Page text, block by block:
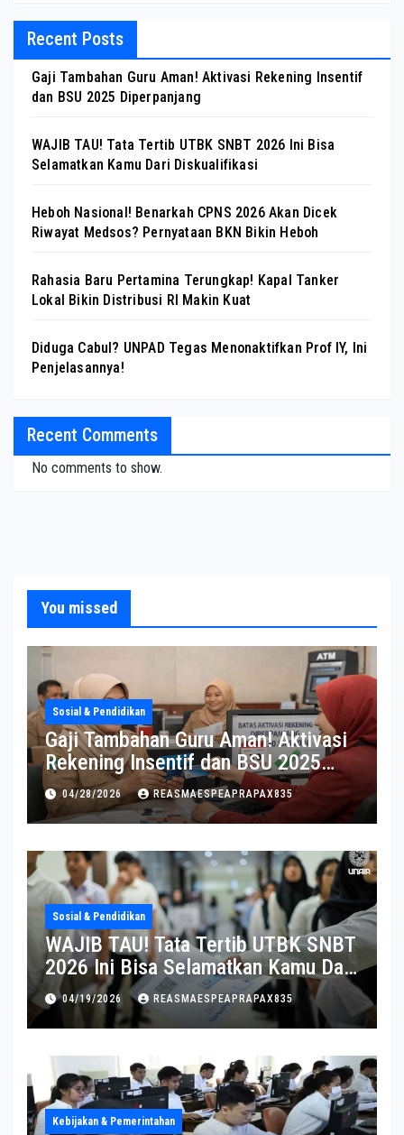
Recent Posts
Gaji Tambahan Guru Aman! Aktivasi Rekening Insentif
dan BSU 2025 Diperpanjang
WAJIB TAU! Tata Tertib UTBK SNBT 2026 Ini Bisa
Selamatkan Kamu Dari Diskualifikasi
Heboh Nasional! Benarkah CPNS 2026 Akan Dicek
Riwayat Medsos? Pernyataan BKN Bikin Heboh
Rahasia Baru Pertamina Terungkap! Kapal Tanker
Lokal Bikin Distribusi RI Makin Kuat
Diduga Cabul? UNPAD Tegas Menonaktifkan Prof IY, Ini
Penjelasannya!
Recent Comments
No comments to show.
You missed
Sosial & Pendidikan
Gaji Tambahan Guru Aman! Aktivasi
Rekening Insentif dan BSU 2025
Diperpanjang
04/28/2026 REASMAESPEAPRAPAX835
Sosial & Pendidikan
WAJIB TAU! Tata Tertib UTBK SNBT
2026 Ini Bisa Selamatkan Kamu Dari
Diskualifikasi
04/19/2026 REASMAESPEAPRAPAX835
Kebijakan & Pemerintahan